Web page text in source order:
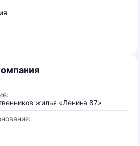
жилья «Ленина 87»